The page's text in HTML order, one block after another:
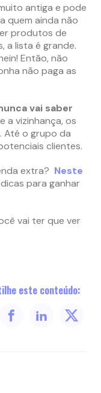
antiga e pode
quem ainda não
produtos de
a lista é grande.
Então, não
não paga as
vai saber
a vizinhança, os
Até o grupo da
clientes.
extra? Neste
para ganhar
vai ter que ver
este conteúdo: